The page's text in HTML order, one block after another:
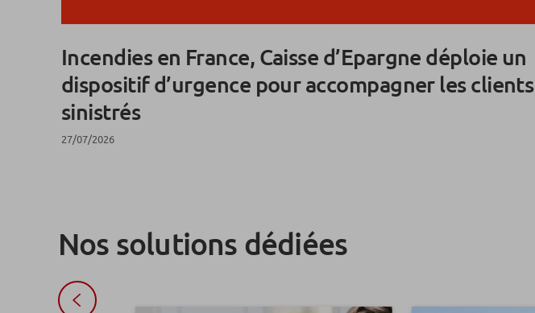
Incendies en France, Caisse d’Epargne déploie un
dispositif d’urgence pour accompagner les clients
sinistrés
27/07/2026
Nos solutions dédiées